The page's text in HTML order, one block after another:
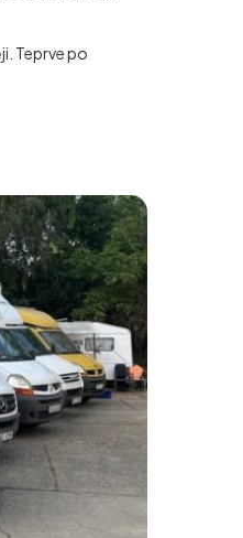
Teprve po